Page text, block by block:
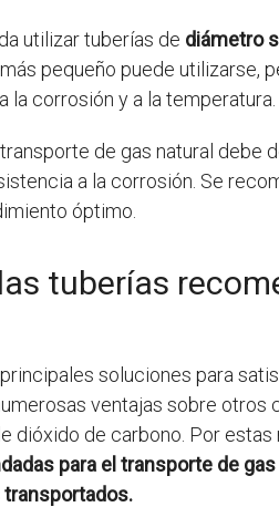
utilizar tuberías de diámetro
pequeño puede utilizarse,
corrosión y a la temperatura.
de gas natural
a la corrosión. Se
óptimo.
tuberías
soluciones para
ventajas sobre
dióxido de carbono. Por
para el transporte de